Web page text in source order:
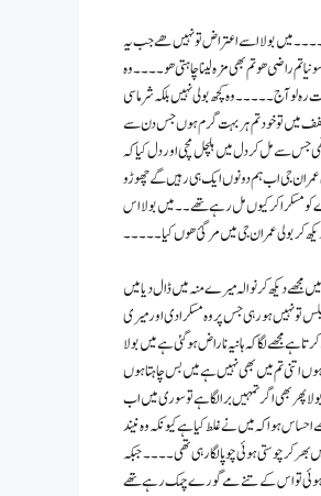
۔۔۔۔ میں بولا اسے اعتراض تو نہیں ھے جب یہ
تم راضی ھو تم بھی مزہ لینا چاہتی ھو ۔ ۔ ۔ ۔ وہ
لو آج ۔ ۔ ۔ ۔ ۔ وہ کچھ بولی نہیں بلکہ شرما سی
میں تو خود تم ہر بہت گرم ہوں جس دن سے
جس سے مل کر دل میں ہلچل مچی اور دل کیا کہ
عمران جی اب ہم دونوں ایک ہی رہیں گے چھوڑو
کو مسکرا کر کیوں مل رہے تھے ۔۔ میں بولا اس
دیکھ کر بولی عمران جی میں مرگئ ھوں کیا ۔۔۔۔۔
دیکھ کر نوالہ میرے منہ میں ڈال دیا میں
تو نہیں ہورہی جس پر وہ مسکرا دی اور میری
مجھے لگا کہ ہانیہ ناراض ہوگئی ہے میں بولا
ہوں اتنی تم میں بھی نہیں ہے میں بس چاہتا ہوں
بھی اگر تمہیں برا لگا ہے تو سوری میں اب
ہوا کہ میں نے غلط کیا ہے کیونکہ وہ نیند
بھر کر چوستی ہوئی چوپا لگا رہی تھی ۔۔۔۔ جبکہ
اوپر ہوئی تو اس کے تنے مے گورے چمک رہے تھے